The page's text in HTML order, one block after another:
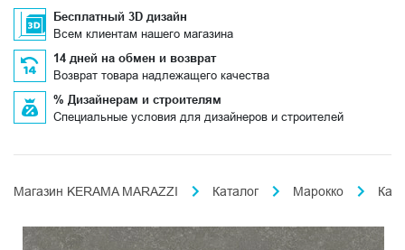
Бесплатный 3D дизайн
Всем клиентам нашего магазина
14 дней на обмен и возврат
Возврат товара надлежащего качества
% Дизайнерам и строителям
Специальные условия для дизайнеров и строителей
Магазин KERAMA MARAZZI Каталог Марокко